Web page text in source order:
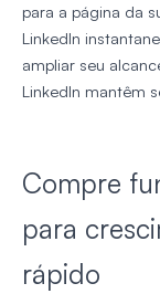
para a página da
LinkedIn
ampliar seu
LinkedIn mantêm
Compre
para
rápido